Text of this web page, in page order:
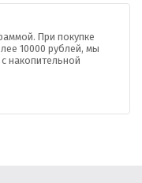
При покупке
10000 рублей, мы
накопительной